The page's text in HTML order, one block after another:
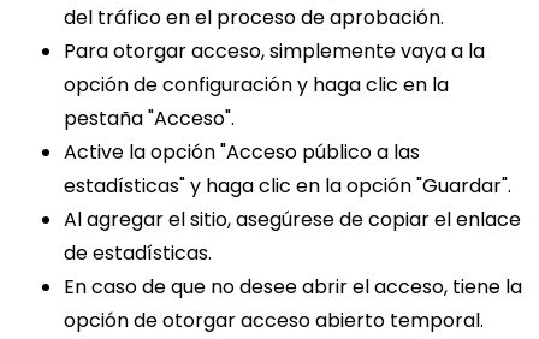
del tráfico en el proceso de aprobación.
Para otorgar acceso, simplemente vaya a la
opción de configuración y haga clic en la
pestaña "Acceso".
Active la opción "Acceso público a las
estadísticas" y haga clic en la opción "Guardar".
Al agregar el sitio, asegúrese de copiar el enlace
de estadísticas.
En caso de que no desee abrir el acceso, tiene la
opción de otorgar acceso abierto temporal.